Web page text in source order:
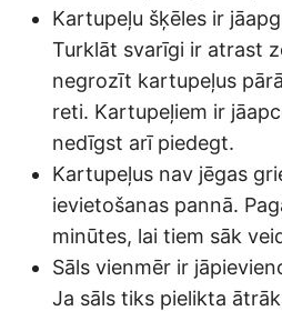
Kartupeļu šķēles ir
Turklāt svarīgi ir atrast
negrozīt kartupeļus
reti. Kartupeļiem ir
nedīgst arī piedegt.
Kartupeļus nav jēgas
ievietošanas pannā.
minūtes, lai tiem sāk
Sāls vienmēr ir
Ja sāls tiks pielikta